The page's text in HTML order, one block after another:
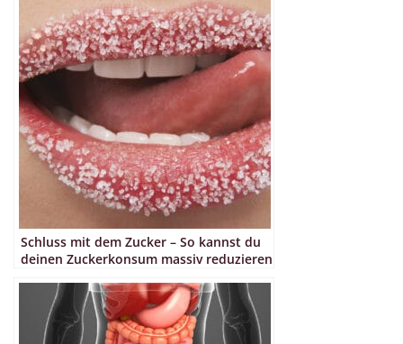
Schluss mit dem Zucker – So kannst du
deinen Zuckerkonsum massiv reduzieren